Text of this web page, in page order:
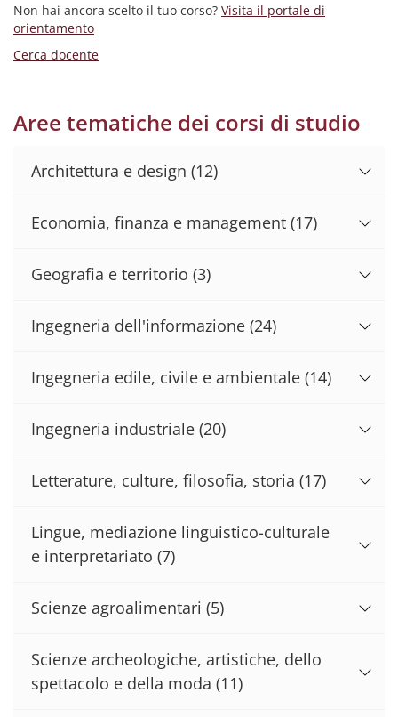
Non hai ancora scelto il tuo corso? Visita il portale di
orientamento
Cerca docente
Aree tematiche dei corsi di studio
Architettura e design (12)
Economia, finanza e management (17)
Geografia e territorio (3)
Ingegneria dell'informazione (24)
Ingegneria edile, civile e ambientale (14)
Ingegneria industriale (20)
Letterature, culture, filosofia, storia (17)
Lingue, mediazione linguistico-culturale
e interpretariato (7)
Scienze agroalimentari (5)
Scienze archeologiche, artistiche, dello
spettacolo e della moda (11)